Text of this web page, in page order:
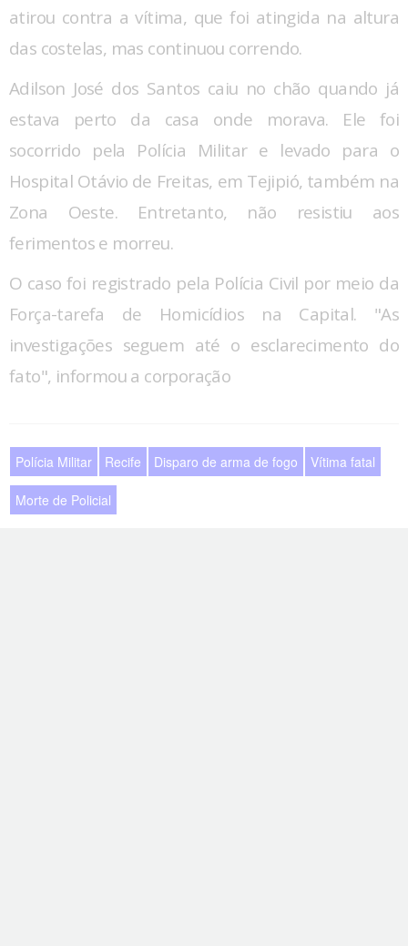
atirou contra a vítima, que foi atingida na altura
das costelas, mas continuou correndo.
Adilson José dos Santos caiu no chão quando já
estava perto da casa onde morava. Ele foi
socorrido pela Polícia Militar e levado para o
Hospital Otávio de Freitas, em Tejipió, também na
Zona Oeste. Entretanto, não resistiu aos
ferimentos e morreu.
O caso foi registrado pela Polícia Civil por meio da
Força-tarefa de Homicídios na Capital. "As
investigações seguem até o esclarecimento do
fato", informou a corporação
Polícia Militar Recife Disparo de arma de fogo Vítima fatal
Morte de Policial